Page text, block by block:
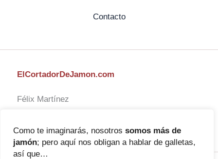
Como te imaginarás, nosotros somos más de
jamón; pero aquí nos obligan a hablar de galletas,
así que…
Contacto
ElCortadorDeJamon.com
Félix Martínez